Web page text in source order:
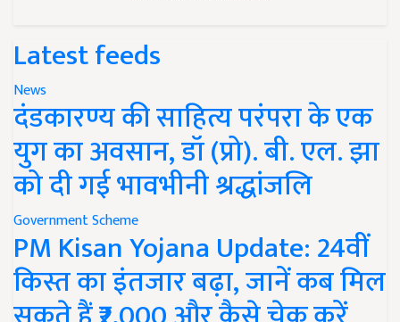
Latest feeds
News
दंडकारण्य की साहित्य परंपरा के एक
युग का अवसान, डॉ (प्रो). बी. एल. झा
को दी गई भावभीनी श्रद्धांजलि
Government Scheme
PM Kisan Yojana Update: 24वीं
किस्त का इंतजार बढ़ा, जानें कब मिल